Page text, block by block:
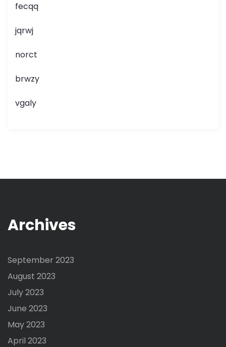
fecqq
jqrwj
norct
brwzy
vgaly
Archives
September 2023
August 2023
July 2023
June 2023
May 2023
April 2023